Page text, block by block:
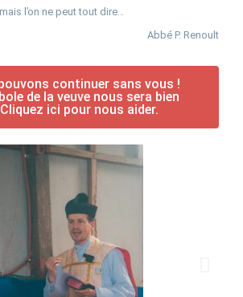
l’on ne peut tout dire…
Abbé P. Renoult
continuer sans vous !
de la veuve nous sera bien
ici pour nous aider.